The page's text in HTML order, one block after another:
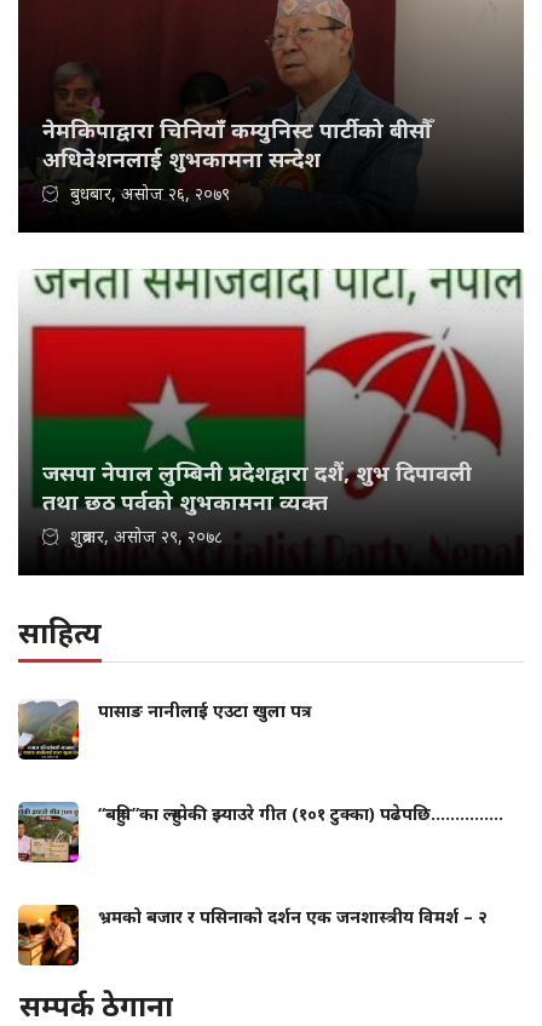
नेमकिपाद्वारा चिनियाँ कम्युनिस्ट पार्टीको बीसौँ
अधिवेशनलाई शुभकामना सन्देश
बुधबार, असोज २६, २०७९
जसपा नेपाल लुम्बिनी प्रदेशद्वारा दशैं, शुभ दिपावली
तथा छठ पर्वको शुभकामना व्यक्त
शुक्रबार, असोज २९, २०७८
साहित्य
पासाङ नानीलाई एउटा खुला पत्र
“बहुवि”का ल्हुम्पेकी झ्याउरे गीत (१०१ टुक्का) पढेपछि...............
भ्रमको बजार र पसिनाको दर्शन एक जनशास्त्रीय विमर्श – २
सम्पर्क ठेगाना